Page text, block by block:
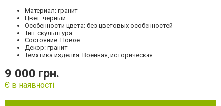
Материал: гранит
Цвет: черный
Особенности цвета: без цветовых особенностей
Тип: скульптура
Состояние: Новое
Декор: гранит
Тематика изделия: Военная, историческая
9 000 грн.
Є в наявності